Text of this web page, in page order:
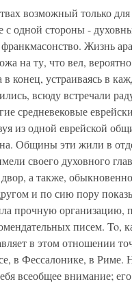
возможный только для
с одной стороны -
Жизнь
на ту, что вел,
конец, устраиваясь в
всюду встречали
средневековые
из одной еврейской
Общины эти жили в
своего духовного
а также,
и по сию пору
прочную организацию,
писем. To,
в этом отношении
в Фессалонике, в
всеобщее внимание;